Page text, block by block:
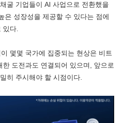
굴 기업들이 AI 사업으로 전환했을
은 성장성을 제공할 수 있다는 점에
다.
몇몇 국가에 집중되는 현상은 비트
도전과도 연결되어 있으며, 앞으로
히 주시해야 할 시점이다.